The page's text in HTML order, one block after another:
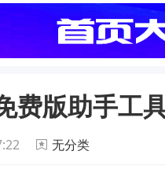
费版助手工
无分类